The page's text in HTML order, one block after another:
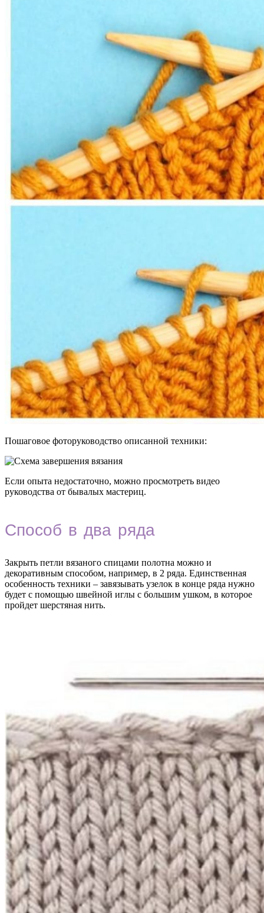
Пошаговое фоторуководство описанной техники:
Если опыта недостаточно, можно просмотреть видео
руководства от бывалых мастериц.
Способ в два ряда
Закрыть петли вязаного спицами полотна можно и
декоративным способом, например, в 2 ряда. Единственная
особенность техники – завязывать узелок в конце ряда нужно
будет с помощью швейной иглы с большим ушком, в которое
пройдет шерстяная нить.